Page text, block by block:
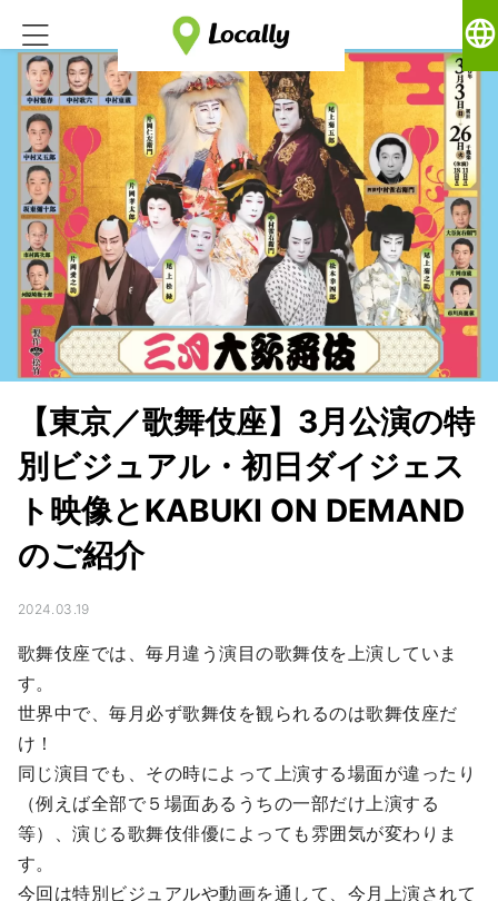
language
【東京／歌舞伎座】3月公演の特
別ビジュアル・初日ダイジェス
ト映像とKABUKI ON DEMAND
のご紹介
2024.03.19
歌舞伎座では、毎月違う演目の歌舞伎を上演していま
す。
世界中で、毎月必ず歌舞伎を観られるのは歌舞伎座だ
け！
同じ演目でも、その時によって上演する場面が違ったり
（例えば全部で５場面あるうちの一部だけ上演する
等）、演じる歌舞伎俳優によっても雰囲気が変わりま
す。
今回は特別ビジュアルや動画を通して、今月上演されて